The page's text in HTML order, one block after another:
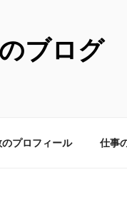
ブログ
のプロフィール 仕事